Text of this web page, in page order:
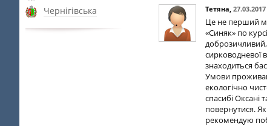
Чернігівська
Тетяна, 27.03.2017
Це не перший
«Синяк» по
доброзичливий,
сирководневої
знаходиться
Умови
екологічно
спасибі Оксані
повернутися.
рекомендую